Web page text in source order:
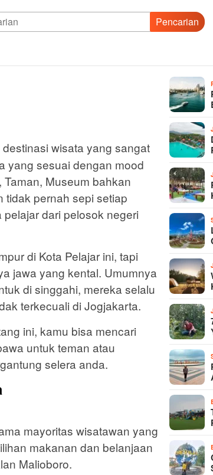
Pencarian
wisata yang sangat
yang sesuai dengan mood
Museum bahkan
tidak pernah sepi setiap
dari pelosok negeri
di Kota Pelajar ini, tapi
jawa yang kental. Umumnya
di singgahi, mereka selalu
terkecuali di Jogjakarta.
ini, kamu bisa mencari
untuk teman atau
selera anda.
mayoritas wisatawan yang
makanan dan belanjaan
Malioboro.